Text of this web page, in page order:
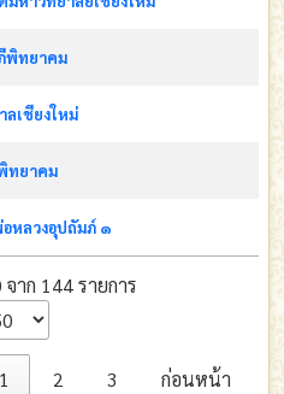
พิทยาคม
ลเชียงใหม่
ทยาคม
อหลวงอุปถัมภ์ ๑
าก 144 รายการ
1 2 3
ก่อนหน้า